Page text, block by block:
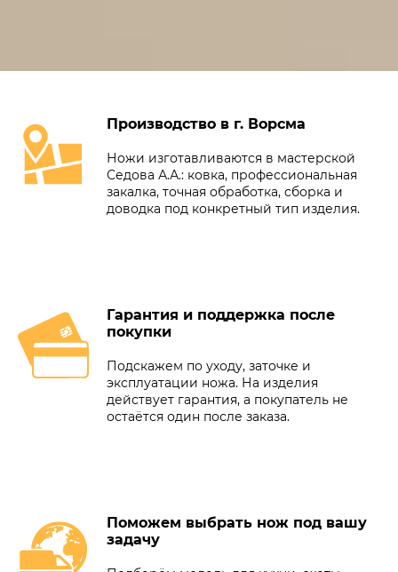
Производство в г. Ворсма
Ножи изготавливаются в мастерской
Седова А.А.: ковка, профессиональная
закалка, точная обработка, сборка и
доводка под конкретный тип изделия.
Гарантия и поддержка после
покупки
Подскажем по уходу, заточке и
эксплуатации ножа. На изделия
действует гарантия, а покупатель не
остаётся один после заказа.
Поможем выбрать нож под вашу
задачу